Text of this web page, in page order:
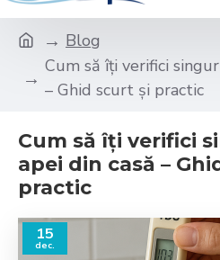
Blog
Cum să îți verifici
– Ghid scurt și practic
Cum să îți verifici
apei din casă –
practic
15
dec.